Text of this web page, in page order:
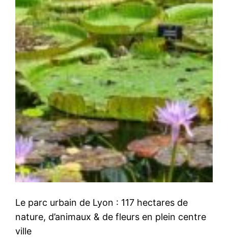
Le parc urbain de Lyon : 117 hectares de
nature, d’animaux & de fleurs en plein centre
ville